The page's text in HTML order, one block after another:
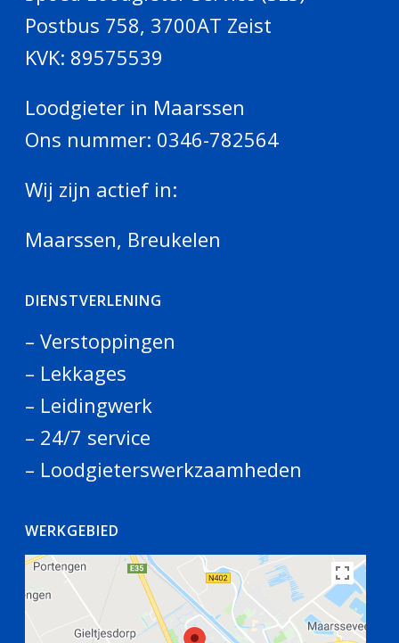
Postbus 758, 3700AT Zeist
KVK: 89575539
Loodgieter in Maarssen
Ons nummer: 0346-782564
Wij zijn actief in:
Maarssen, Breukelen
DIENSTVERLENING
– Verstoppingen
– Lekkages
– Leidingwerk
– 24/7 service
– Loodgieterswerkzaamheden
WERKGEBIED